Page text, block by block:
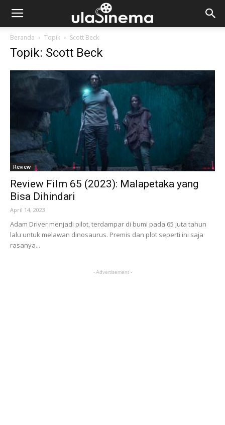
Beranda Topik Scott Beck
Topik: Scott Beck
Review
Review Film 65 (2023): Malapetaka yang
Bisa Dihindari
April 14, 2023
Adam Driver menjadi pilot, terdampar di bumi pada 65 juta tahun
lalu untuk melawan dinosaurus. Premis dan plot seperti ini saja
rasanya...
- Advertisement -